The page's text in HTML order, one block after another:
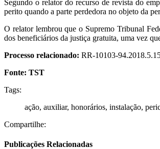
Segundo o relator do recurso de revista do
perito quando a parte perdedora no objeto da
O relator lembrou que o Supremo Tribunal
dos beneficiários da justiça gratuita, uma vez
Processo relacionado: RR-10103-
Fonte: TST
Tags:
ação, auxiliar, honorários, instalação,
Compartilhe:
Publicações Relacionadas